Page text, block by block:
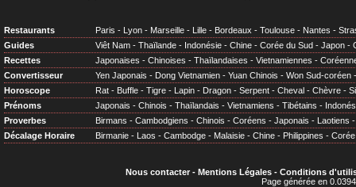
Restaurants Paris - Lyon - Marseille - Lille - Bordeaux - Toulouse - Nantes -
Guides
Viêt Nam - Thaïlande - Indonésie - Chine - Corée du Sud - Japon -
Recettes
Japonaises - Chinoises - Thaïlandaises - Vietnamiennes -
Convertisseur
Yen Japonais - Dong Vietnamien - Yuan Chinois - Won Sud-coréen
Horoscope
Rat - Buffle - Tigre - Lapin - Dragon - Serpent - Cheval - Chèvre -
Prénoms
Japonais - Chinois - Thaïlandais - Vietnamiens - Tibétains -
Proverbes
Birmans - Cambodgiens - Chinois - Coréens - Japonais - Laotiens
Décalage Horaire
Birmanie - Laos - Cambodge - Malaisie - Chine - Philippines - Corée
Nous contacter- Mentions Légales- Conditions
Page générée en